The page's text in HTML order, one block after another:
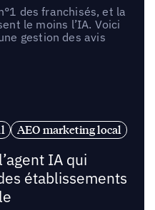
des franchisés, et la
le moins l’IA. Voici
gestion des avis
AEO marketing local
IA qui
établissements